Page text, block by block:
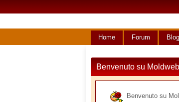
Home Forum
Benvenuto su Moldweb
Benvenuto su